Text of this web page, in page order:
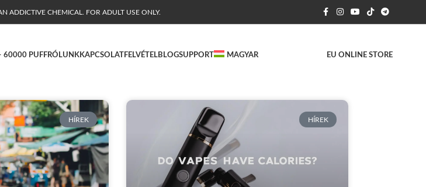
ADDICTIVE CHEMICAL. FOR ADULT USE ONLY.
60000 PUFFRÓLUNK KAPCSOLATFELVÉTELBLOGSUPPORT MAGYAR EU ONLINE STORE
HÍREK HÍREK